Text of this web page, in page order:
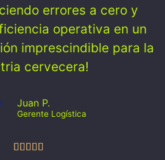
errores a cero y
operativa en un
imprescindible para la
cervecera!
Juan P.
Gerente Logística